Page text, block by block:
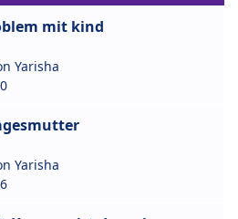
mit kind
Yarisha
Yarisha